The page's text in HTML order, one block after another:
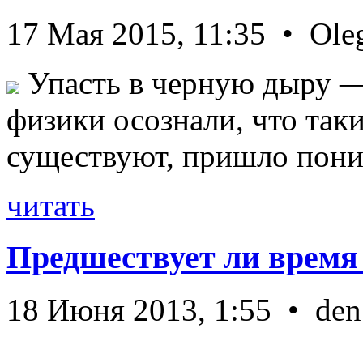
17 Мая 2015, 11:35 •
Упасть в черную дыру
физики осознали, что
существуют, пришло
читать
Предшествует ли
18 Июня 2013, 1:55 • den